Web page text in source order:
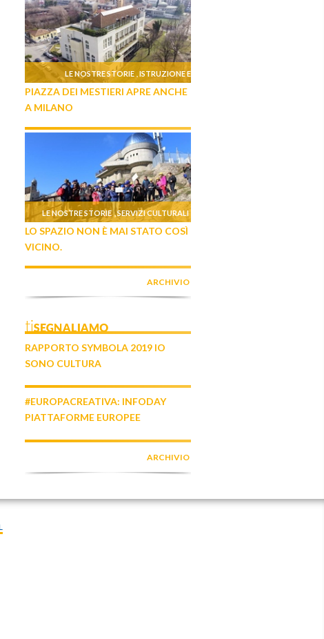
LE NOSTRE STORIE ISTRUZIONE E
FORMAZIONE
PIAZZA DEI MESTIERI APRE ANCHE
A MILANO
LE NOSTRE STORIE ,SERVIZI CULTURALI
LO SPAZIO NON È MAI STATO COSÌ
VICINO.
ARCHIVIO
tiSEGNALIAMO
RAPPORTO SYMBOLA 2019 IO
SONO CULTURA
#EUROPACREATIVA: INFODAY
PIATTAFORME EUROPEE
ARCHIVIO